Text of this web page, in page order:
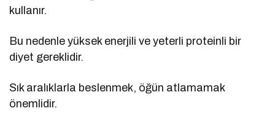
kullanır.
Bu nedenle yüksek enerjili ve yeterli proteinli bir
diyet gereklidir.
Sık aralıklarla beslenmek, öğün atlamamak
önemlidir.